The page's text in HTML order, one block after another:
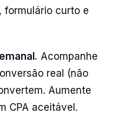
formulário curto e
Acompanhe
real (não
Aumente
CPA aceitável.